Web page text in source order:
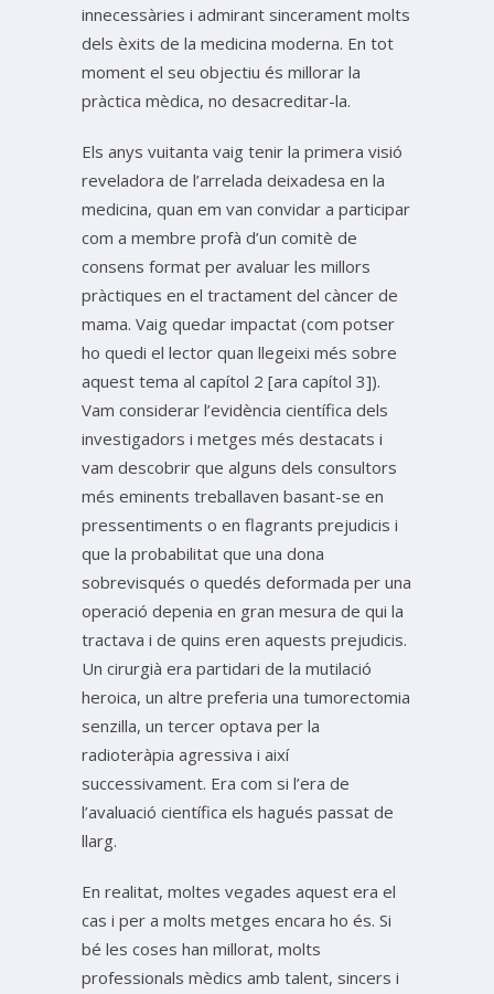
innecessàries i admirant sincerament molts
dels èxits de la medicina moderna. En tot
moment el seu objectiu és millorar la
pràctica mèdica, no desacreditar-la.
Els anys vuitanta vaig tenir la primera visió
reveladora de l’arrelada deixadesa en la
medicina, quan em van convidar a participar
com a membre profà d’un comitè de
consens format per avaluar les millors
pràctiques en el tractament del càncer de
mama. Vaig quedar impactat (com potser
ho quedi el lector quan llegeixi més sobre
aquest tema al capítol 2 [ara capítol 3]).
Vam considerar l’evidència científica dels
investigadors i metges més destacats i
vam descobrir que alguns dels consultors
més eminents treballaven basant-se en
pressentiments o en flagrants prejudicis i
que la probabilitat que una dona
sobrevisqués o quedés deformada per una
operació depenia en gran mesura de qui la
tractava i de quins eren aquests prejudicis.
Un cirurgià era partidari de la mutilació
heroica, un altre preferia una tumorectomia
senzilla, un tercer optava per la
radioteràpia agressiva i així
successivament. Era com si l’era de
l’avaluació científica els hagués passat de
llarg.
En realitat, moltes vegades aquest era el
cas i per a molts metges encara ho és. Si
bé les coses han millorat, molts
professionals mèdics amb talent, sincers i